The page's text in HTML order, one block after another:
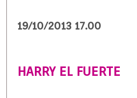
19/10/2013 17.00
HARRY EL FUERTE